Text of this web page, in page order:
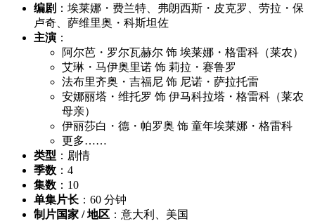
编剧 ：埃莱娜・费兰特、弗朗西斯・皮克罗、劳拉・保
卢奇、萨维里奥・科斯坦佐
主演 ：
阿尔芭・罗尔瓦赫尔 饰 埃莱娜・格雷科（莱农）
艾琳・马伊奥里诺 饰 莉拉・赛鲁罗
法布里齐奥・吉福尼 饰 尼诺・萨拉托雷
安娜丽塔・维托罗 饰 伊马科拉塔・格雷科（莱农
母亲）
伊丽莎白・德・帕罗奥 饰 童年埃莱娜・格雷科
更多……
类型 ：剧情
季数 ：4
集数 ：10
单集片长 ：60 分钟
制片国家 / 地区 ：意大利、美国